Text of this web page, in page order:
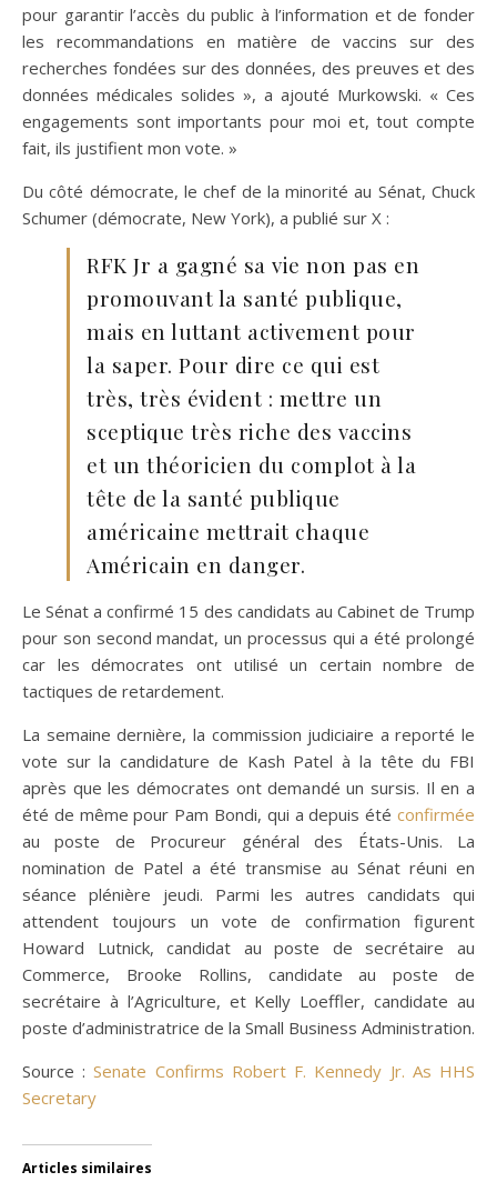
pour garantir l’accès du public à l’information et de fonder
les recommandations en matière de vaccins sur des
recherches fondées sur des données, des preuves et des
données médicales solides », a ajouté Murkowski. « Ces
engagements sont importants pour moi et, tout compte
fait, ils justifient mon vote. »
Du côté démocrate, le chef de la minorité au Sénat, Chuck
Schumer (démocrate, New York), a publié sur X :
RFK Jr a gagné sa vie non pas en
promouvant la santé publique,
mais en luttant activement pour
la saper. Pour dire ce qui est
très, très évident : mettre un
sceptique très riche des vaccins
et un théoricien du complot à la
tête de la santé publique
américaine mettrait chaque
Américain en danger.
Le Sénat a confirmé 15 des candidats au Cabinet de Trump
pour son second mandat, un processus qui a été prolongé
car les démocrates ont utilisé un certain nombre de
tactiques de retardement.
La semaine dernière, la commission judiciaire a reporté le
vote sur la candidature de Kash Patel à la tête du FBI
après que les démocrates ont demandé un sursis. Il en a
été de même pour Pam Bondi, qui a depuis été confirmée
au poste de Procureur général des États-Unis. La
nomination de Patel a été transmise au Sénat réuni en
séance plénière jeudi. Parmi les autres candidats qui
attendent toujours un vote de confirmation figurent
Howard Lutnick, candidat au poste de secrétaire au
Commerce, Brooke Rollins, candidate au poste de
secrétaire à l’Agriculture, et Kelly Loeffler, candidate au
poste d’administratrice de la Small Business Administration.
Source :Senate Confirms Robert F. Kennedy Jr. As HHS
Secretary
Articles similaires